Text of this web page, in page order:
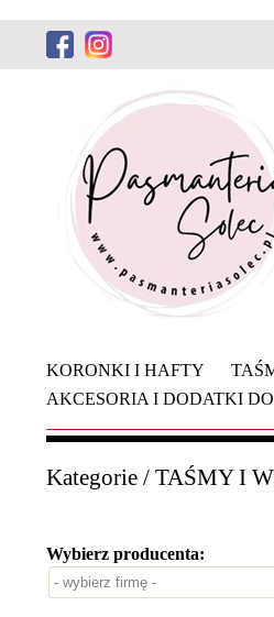
KORONKI I HAFTY
AKCESORIA I DODATKI
Kategorie / TAŚMY I
Wybierz producenta: